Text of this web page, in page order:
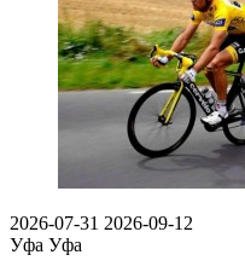
2026-07-31 2026-09-12
Уфа Уфа